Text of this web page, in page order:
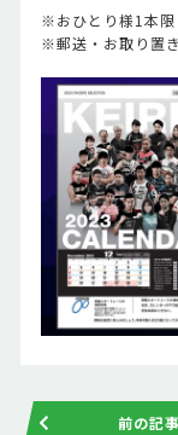
※おひとり様1本限
※郵送・お取り置
前の記事